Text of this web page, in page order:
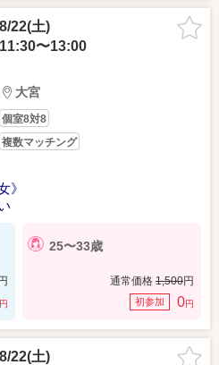
8/22(土)
11:30〜13:00
大宮
個室8対8
複数マッチング
》
円
円
25〜33歳
通常価格 1,500円
初参加 0円
8/22(土)